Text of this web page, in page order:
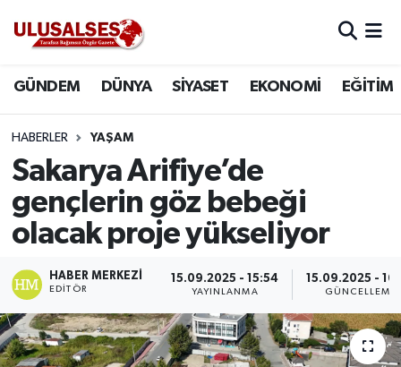
GÜNDEM DÜNYA SİYASET EKONOMİ EĞİTİM
HABERLER YAŞAM
Sakarya Arifiye’de
gençlerin göz bebeği
olacak proje yükseliyor
HABER MERKEZI
EDITÖR
15.09.2025 - 15:54
YAYINLANMA
15.09.2025 -
GÜNCELLEME
DÜNYA
SİYASET
EKONOMİ
SAĞLIK
MAGAZİN
Trafik Durumu
Süper Lig Puan Durumu ve Fikstür
Tüm Manşetler
Son Dakika Haberleri
Haber Arşivi